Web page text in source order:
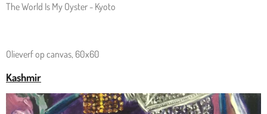
The World Is My Oyster - Kyoto
Olieverf op canvas, 60x60
Kashmir